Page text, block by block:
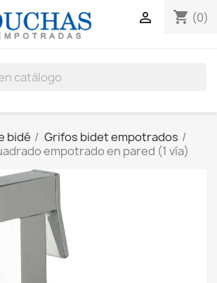
shopping_cart (0)

bidé
Grifos bidet empotrados
empotrado en pared (1 vía)